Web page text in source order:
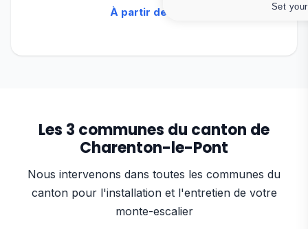
À partir de 100 €
Les 3 communes du canton de
Charenton-le-Pont
Nous intervenons dans toutes les communes du
canton pour l'installation et l'entretien de votre
monte-escalier
Set